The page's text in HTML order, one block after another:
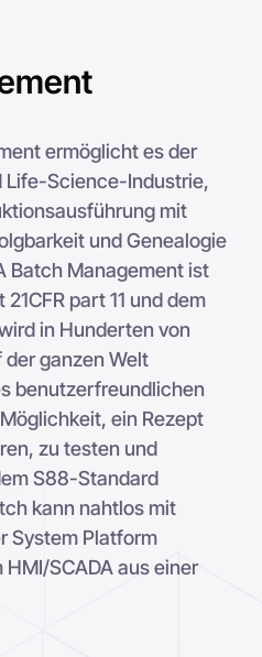
ermöglicht es der
Life-Science-Industrie,
mit
und Genealogie
Batch Management ist
part 11 und dem
in Hunderten von
ganzen Welt
benutzerfreundlichen
ein Rezept
zu testen und
S88-Standard
kann nahtlos mit
System Platform
SCADA aus einer